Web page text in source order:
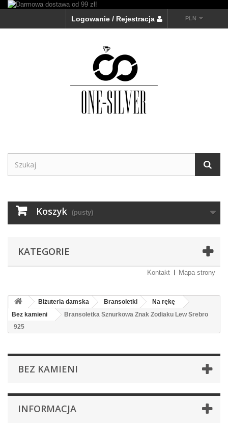
PLN
Logowanie / Rejestracja
Koszyk (pusty)
KATEGORIE
Kontakt Mapa strony
Biżuteria damska Bransoletki
Na rękę
Bez kamieni
Bransoletka Sznurkowa Znak Zodiaku Lew Srebro
925
BEZ KAMIENI
INFORMACJA